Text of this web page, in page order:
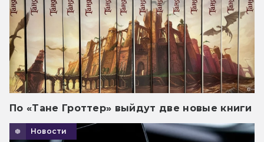
По «Тане Гроттер» выйдут две новые книги
Новости